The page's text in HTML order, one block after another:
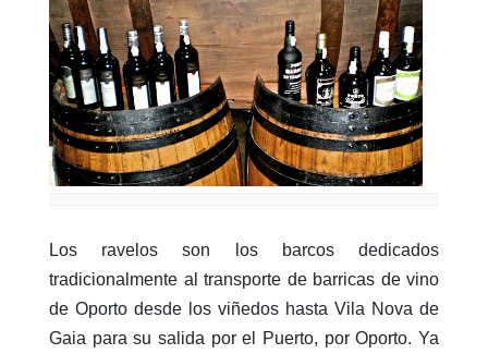
Los ravelos son los barcos dedicados
tradicionalmente al transporte de barricas de vino
de Oporto desde los viñedos hasta Vila Nova de
Gaia para su salida por el Puerto, por Oporto. Ya